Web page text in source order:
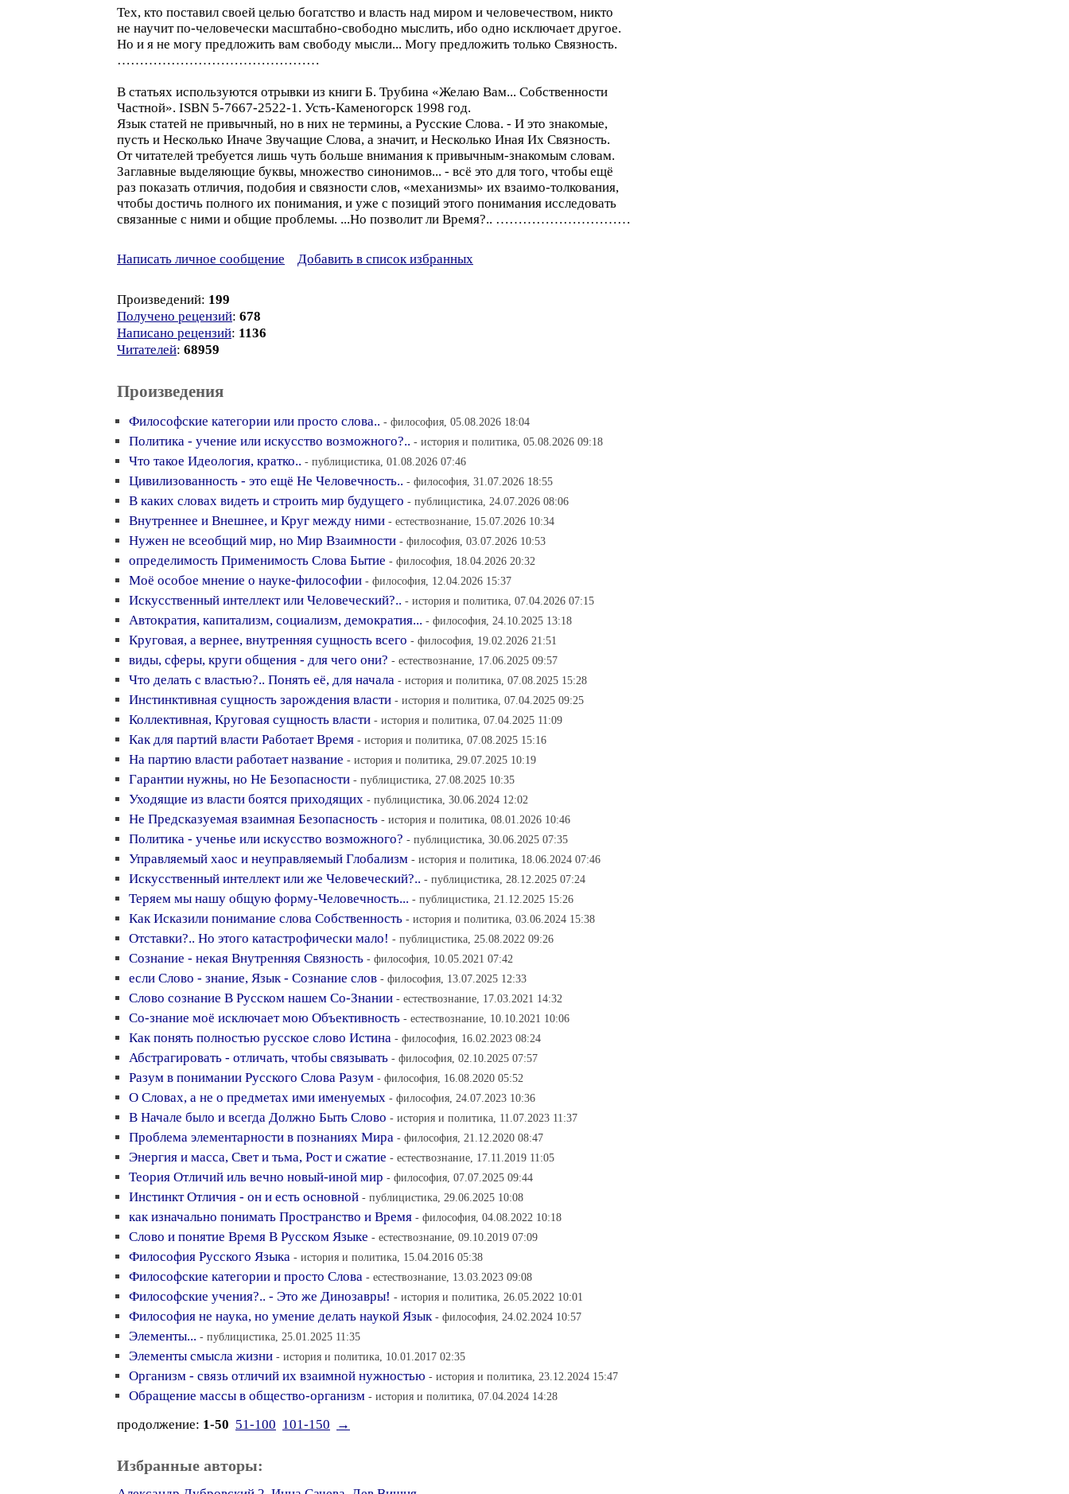
Тех, кто поставил своей целью богатство и власть над миром и человечеством, никто
не научит по-человечески масштабно-свободно мыслить, ибо одно исключает другое.
Но и я не могу предложить вам свободу мысли... Могу предложить только Связность.
………………………………………
В статьях используются отрывки из книги Б. Трубина «Желаю Вам... Собственности
Частной». ISBN 5-7667-2522-1. Усть-Каменогорск 1998 год.
Язык статей не привычный, но в них не термины, а Русские Слова. - И это знакомые,
пусть и Несколько Иначе Звучащие Слова, а значит, и Несколько Иная Их Связность.
От читателей требуется лишь чуть больше внимания к привычным-знакомым словам.
Заглавные выделяющие буквы, множество синонимов... - всё это для того, чтобы ещё
раз показать отличия, подобия и связности слов, «механизмы» их взаимо-толкования,
чтобы достичь полного их понимания, и уже с позиций этого понимания исследовать
связанные с ними и общие проблемы. ...Но позволит ли Время?.. …………………………
Написать личное сообщение Добавить в список избранных
Произведений: 199
Получено рецензий: 678
Написано рецензий: 1136
Читателей: 68959
Произведения
Философские категории или просто слова.. - философия, 05.08.2026 18:04
Политика - учение или искусство возможного?.. - история и политика, 05.08.2026 09:18
Что такое Идеология, кратко.. - публицистика, 01.08.2026 07:46
Цивилизованность - это ещё Не Человечность.. - философия, 31.07.2026 18:55
В каких словах видеть и строить мир будущего - публицистика, 24.07.2026 08:06
Внутреннее и Внешнее, и Круг между ними - естествознание, 15.07.2026 10:34
Нужен не всеобщий мир, но Мир Взаимности - философия, 03.07.2026 10:53
определимость Применимость Слова Бытие - философия, 18.04.2026 20:32
Моё особое мнение о науке-философии - философия, 12.04.2026 15:37
Искусственный интеллект или Человеческий?.. - история и политика, 07.04.2026 07:15
Автократия, капитализм, социализм, демократия... - философия, 24.10.2025 13:18
Круговая, а вернее, внутренняя сущность всего - философия, 19.02.2026 21:51
виды, сферы, круги общения - для чего они? - естествознание, 17.06.2025 09:57
Что делать с властью?.. Понять её, для начала - история и политика, 07.08.2025 15:28
Инстинктивная сущность зарождения власти - история и политика, 07.04.2025 09:25
Коллективная, Круговая сущность власти - история и политика, 07.04.2025 11:09
Как для партий власти Работает Время - история и политика, 07.08.2025 15:16
На партию власти работает название - история и политика, 29.07.2025 10:19
Гарантии нужны, но Не Безопасности - публицистика, 27.08.2025 10:35
Уходящие из власти боятся приходящих - публицистика, 30.06.2024 12:02
Не Предсказуемая взаимная Безопасность - история и политика, 08.01.2026 10:46
Политика - ученье или искусство возможного? - публицистика, 30.06.2025 07:35
Управляемый хаос и неуправляемый Глобализм - история и политика, 18.06.2024 07:46
Искусственный интеллект или же Человеческий?.. - публицистика, 28.12.2025 07:24
Теряем мы нашу общую форму-Человечность... - публицистика, 21.12.2025 15:26
Как Исказили понимание слова Собственность - история и политика, 03.06.2024 15:38
Отставки?.. Но этого катастрофически мало! - публицистика, 25.08.2022 09:26
Сознание - некая Внутренняя Связность - философия, 10.05.2021 07:42
если Слово - знание, Язык - Сознание слов - философия, 13.07.2025 12:33
Слово сознание В Русском нашем Со-Знании - естествознание, 17.03.2021 14:32
Со-знание моё исключает мою Объективность - естествознание, 10.10.2021 10:06
Как понять полностью русское слово Истина - философия, 16.02.2023 08:24
Абстрагировать - отличать, чтобы связывать - философия, 02.10.2025 07:57
Разум в понимании Русского Слова Разум - философия, 16.08.2020 05:52
О Словах, а не о предметах ими именуемых - философия, 24.07.2023 10:36
В Начале было и всегда Должно Быть Слово - история и политика, 11.07.2023 11:37
Проблема элементарности в познаниях Мира - философия, 21.12.2020 08:47
Энергия и масса, Свет и тьма, Рост и сжатие - естествознание, 17.11.2019 11:05
Теория Отличий иль вечно новый-иной мир - философия, 07.07.2025 09:44
Инстинкт Отличия - он и есть основной - публицистика, 29.06.2025 10:08
как изначально понимать Пространство и Время - философия, 04.08.2022 10:18
Слово и понятие Время В Русском Языке - естествознание, 09.10.2019 07:09
Философия Русского Языка - история и политика, 15.04.2016 05:38
Философские категории и просто Слова - естествознание, 13.03.2023 09:08
Философские учения?.. - Это же Динозавры! - история и политика, 26.05.2022 10:01
Философия не наука, но умение делать наукой Язык - философия, 24.02.2024 10:57
Элементы... - публицистика, 25.01.2025 11:35
Элементы смысла жизни - история и политика, 10.01.2017 02:35
Организм - связь отличий их взаимной нужностью - история и политика, 23.12.2024 15:47
Обращение массы в общество-организм - история и политика, 07.04.2024 14:28
продолжение: 1-50 51-100 101-150 →
Избранные авторы: